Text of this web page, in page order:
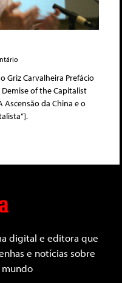
Griz Carvalheira Prefácio
of the Capitalist
Ascensão da China e o
digital e editora que
e notícias sobre
mundo